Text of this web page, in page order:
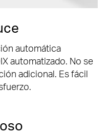
automática
automatizado. No se
adicional. Es fácil